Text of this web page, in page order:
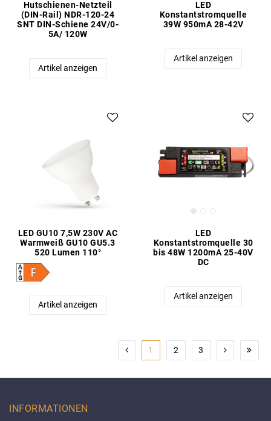
Hutschienen-Netzteil
(DIN-Rail) NDR-120-24
SNT DIN-Schiene 24V/0-
5A/ 120W
Artikel anzeigen
LED
Konstantstromquelle
39W 950mA 28-42V
Artikel anzeigen
LED GU10 7,5W 230V AC
Warmweiß GU10 GU5.3
520 Lumen 110°
Artikel anzeigen
LED
Konstantstromquelle 30
bis 48W 1200mA 25-40V
DC
Artikel anzeigen
1 2 3
INFORMATIONEN